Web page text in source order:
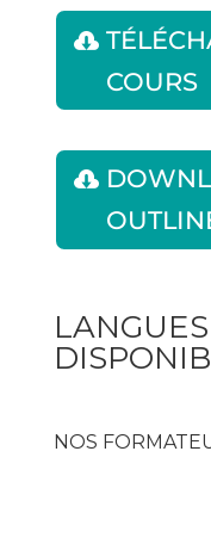
COURS
NOS